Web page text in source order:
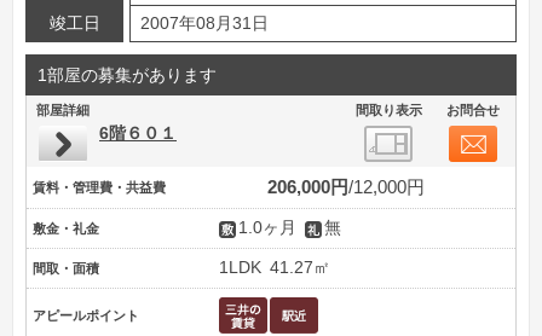
竣工日
2007年08月31日
1部屋の募集があります
部屋詳細 間取り表示 お問合せ
6階６０１
賃料・管理費・共益費 206,000円 12,000円
敷金・礼金 1.0ヶ月 無
間取・面積 1LDK 41.27㎡
アピールポイント